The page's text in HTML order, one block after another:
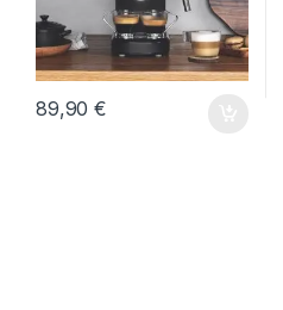
89,90€